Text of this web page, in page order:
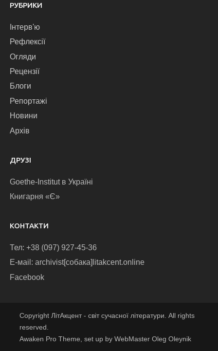
РУБРИКИ
Інтерв'ю
Рефлексії
Огляди
Рецензії
Блоги
Репортажі
Новини
Архів
ДРУЗІ
Goethe-Institut в Україні
Книгарня «Є»
КОНТАКТИ
Тел: +38 (097) 927-45-36
E-маіl: archivist[собака]litakcent.online
Facebook
Copyright ЛітАкцент - світ сучасної літератури. All rights
reserved.
Awaken Pro Theme, set up by WebMaster Oleg Oleynik